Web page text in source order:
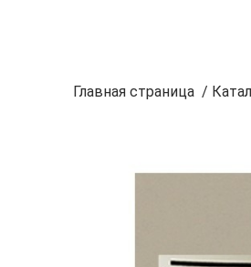
Главная страница /